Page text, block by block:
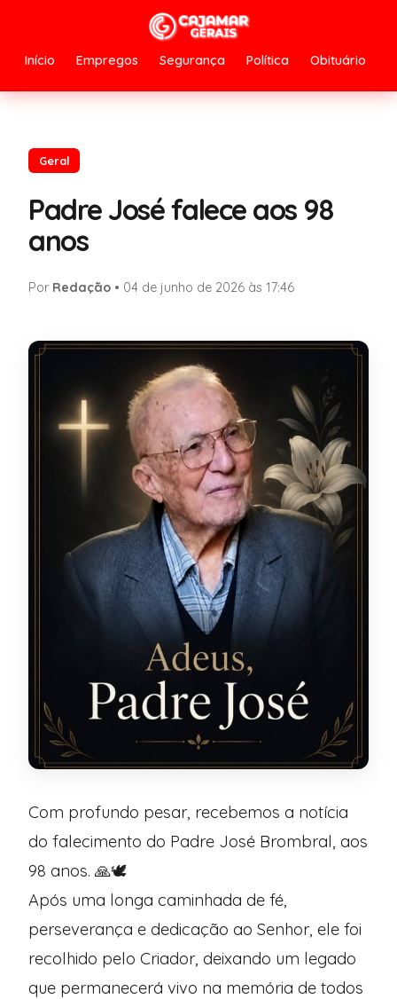
Início Empregos Segurança Política Obituário
Geral
Padre José falece aos 98
anos
Por Redação • 04 de junho de 2026 às 17:46
Com profundo pesar, recebemos a notícia
do falecimento do Padre José Brombral, aos
98 anos. 🙏🕊️
Após uma longa caminhada de fé,
perseverança e dedicação ao Senhor, ele foi
recolhido pelo Criador, deixando um legado
que permanecerá vivo na memória de todos